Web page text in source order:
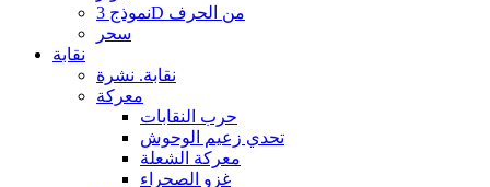
نموذج 3D من الحرف
سحر
نقابة
نقابة. نشرة
معركة
حرب النقابات
تحدي زعيم الوحوش
معركة الشعلة
غزو الصحراء